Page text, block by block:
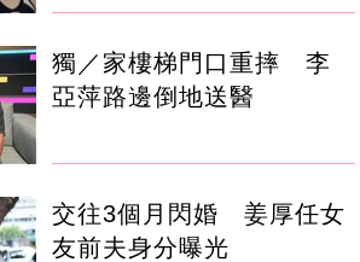
獨／家樓梯門口重摔 李
亞萍路邊倒地送醫
交往3個月閃婚 姜厚任女
友前夫身分曝光